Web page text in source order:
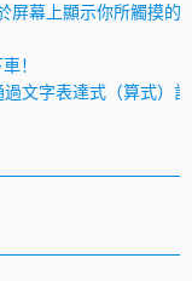
屏幕上顯示你所觸摸的
！
文字表達式（算式）